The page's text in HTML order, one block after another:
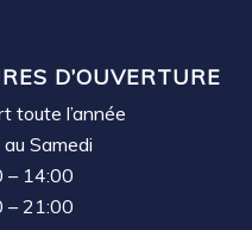
D’OUVERTURE
toute l’année
Samedi
– 14:00
– 21:00